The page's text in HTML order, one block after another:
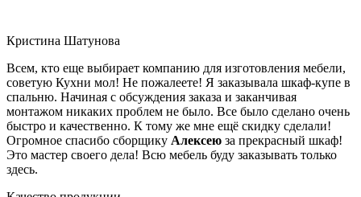
Кристина Шатунова
Всем, кто еще выбирает компанию для изготовления мебели,
советую Кухни мол! Не пожалеете! Я заказывала шкаф-купе в
спальню. Начиная с обсуждения заказа и заканчивая
монтажом никаких проблем не было. Все было сделано очень
быстро и качественно. К тому же мне ещё скидку сделали!
Огромное спасибо сборщику Алексею за прекрасный шкаф!
Это мастер своего дела! Всю мебель буду заказывать только
здесь.